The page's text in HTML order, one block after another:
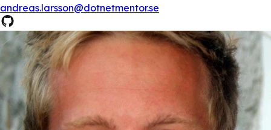
andreas.larsson@dotnetmentor.se